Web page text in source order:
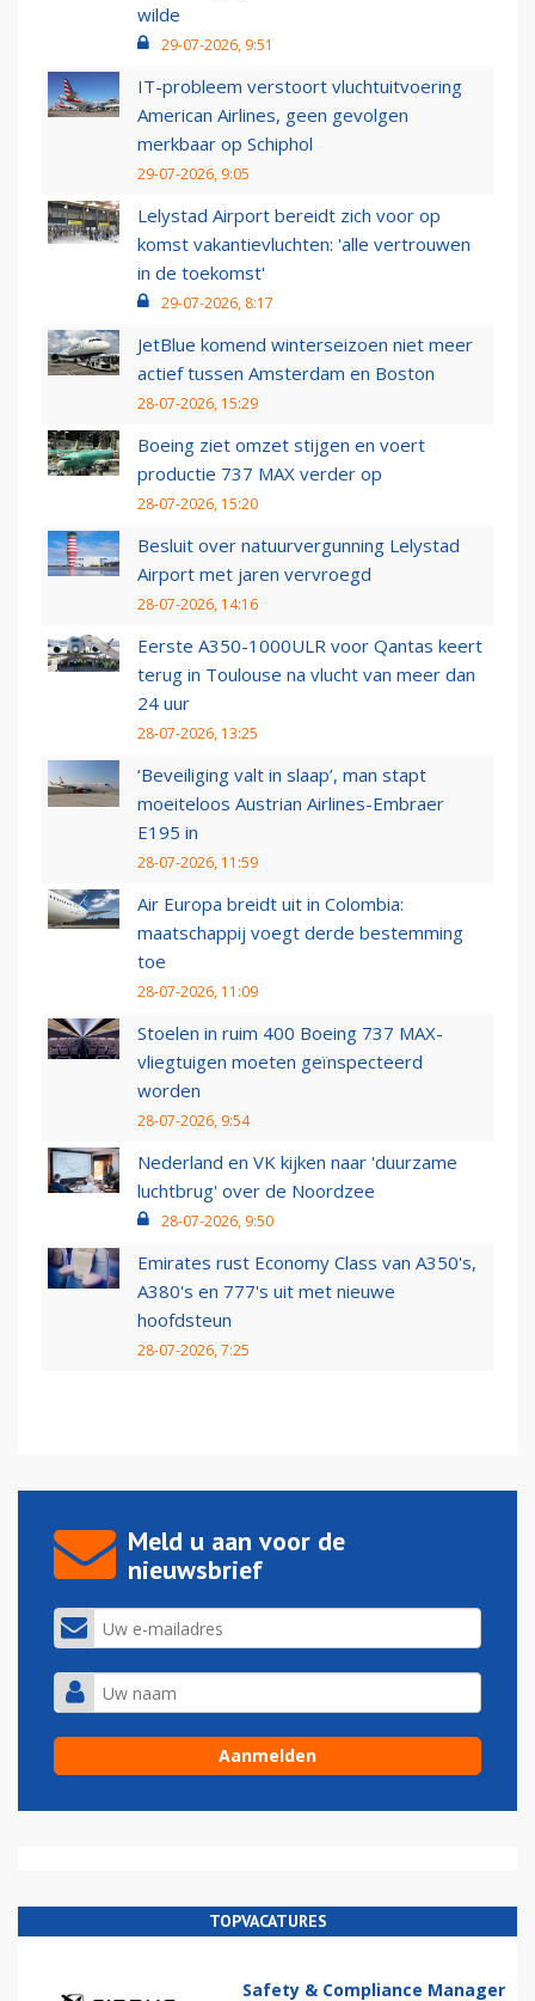
wilde
29-07-2026, 9:51
IT-probleem verstoort vluchtuitvoering
American Airlines, geen gevolgen
merkbaar op Schiphol
29-07-2026, 9:05
Lelystad Airport bereidt zich voor op
komst vakantievluchten: 'alle vertrouwen
in de toekomst'
29-07-2026, 8:17
JetBlue komend winterseizoen niet meer
actief tussen Amsterdam en Boston
28-07-2026, 15:29
Boeing ziet omzet stijgen en voert
productie 737 MAX verder op
28-07-2026, 15:20
Besluit over natuurvergunning Lelystad
Airport met jaren vervroegd
28-07-2026, 14:16
Eerste A350-1000ULR voor Qantas keert
terug in Toulouse na vlucht van meer dan
24 uur
28-07-2026, 13:25
‘Beveiliging valt in slaap’, man stapt
moeiteloos Austrian Airlines-Embraer
E195 in
28-07-2026, 11:59
Air Europa breidt uit in Colombia:
maatschappij voegt derde bestemming
toe
28-07-2026, 11:09
Stoelen in ruim 400 Boeing 737 MAX-
vliegtuigen moeten geïnspecteerd
worden
28-07-2026, 9:54
Nederland en VK kijken naar 'duurzame
luchtbrug' over de Noordzee
28-07-2026, 9:50
Emirates rust Economy Class van A350's,
A380's en 777's uit met nieuwe
hoofdsteun
28-07-2026, 7:25
Meld u aan voor de
nieuwsbrief
TOPVACATURES
Safety & Compliance Manager